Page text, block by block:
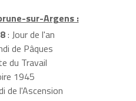
sur-Argens :
: Jour de l'an
de Pâques
du Travail
1945
de l'Ascension